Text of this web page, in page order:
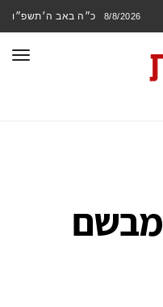
8/8/2026 כ״ה באב ה׳תשפ״ו
מבשם